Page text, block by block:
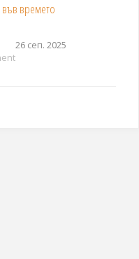
във времето
26 сеп. 2025